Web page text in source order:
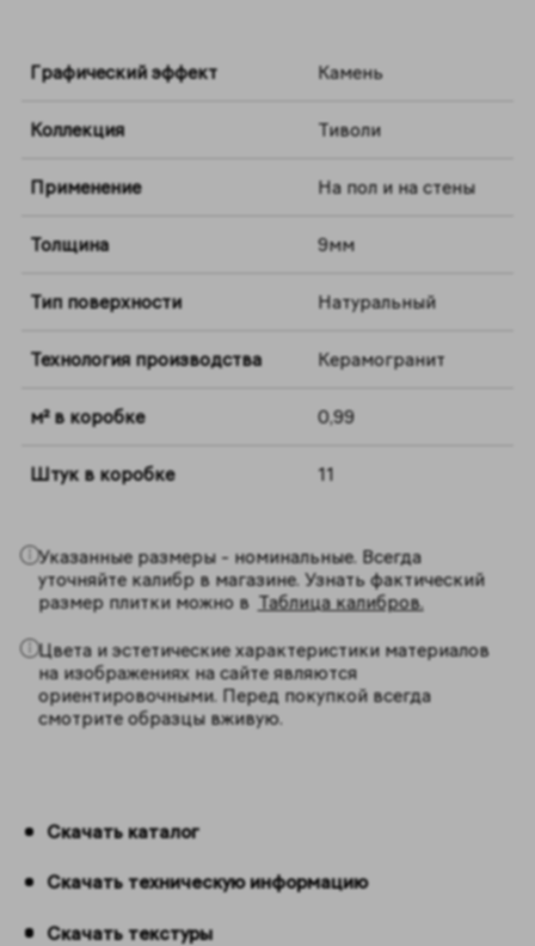
Графический эффект Камень
Коллекция Тиволи
Применение На пол и на стены
Толщина 9мм
Тип поверхности Натуральный
Технология производства Керамогранит
м² в коробке 0,99
Штук в коробке 11
Указанные размеры - номинальные. Всегда
уточняйте калибр в магазине. Узнать фактический
размер плитки можно в Таблица калибров.
Цвета и эстетические характеристики материалов
на изображениях на сайте являются
ориентировочными. Перед покупкой всегда
смотрите образцы вживую.
Скачать каталог
Скачать техническую информацию
Скачать текстуры